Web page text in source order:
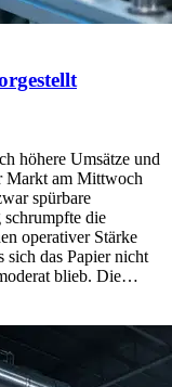
höhere Umsätze und
Markt am Mittwoch
spürbare
die
operativer Stärke
sich das Papier nicht
blieb. Die…